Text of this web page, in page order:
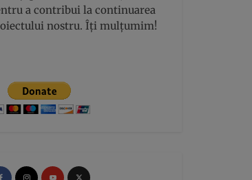
a contribui la continuarea
nostru. Îți mulțumim!